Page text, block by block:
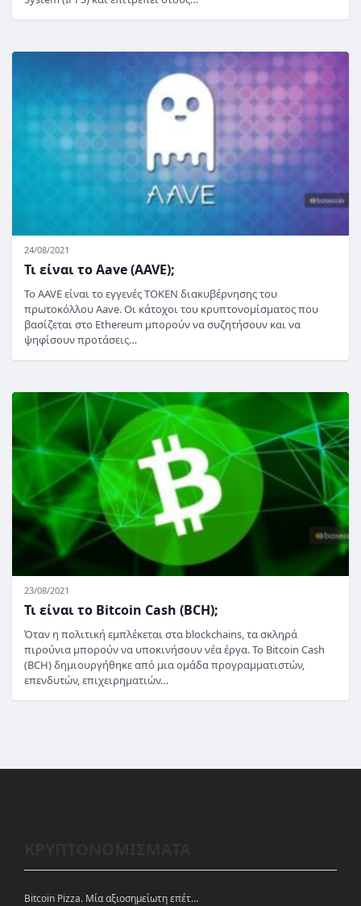
24/08/2021
Τι είναι το Aave (AAVE);
Το AAVE είναι το εγγενές TOKEN διακυβέρνησης του
πρωτοκόλλου Aave. Οι κάτοχοι του κρυπτονομίσματος που
βασίζεται στο Ethereum μπορούν να συζητήσουν και να
ψηφίσουν προτάσεις…
23/08/2021
Τι είναι το Bitcoin Cash (BCH);
Όταν η πολιτική εμπλέκεται στα blockchains, τα σκληρά
πιρούνια μπορούν να υποκινήσουν νέα έργα. Το Bitcoin Cash
(BCH) δημιουργήθηκε από μια ομάδα προγραμματιστών,
επενδυτών, επιχειρηματιών…
Bitcoin Pizza. Μία αξιοσημείωτη επέτειος.